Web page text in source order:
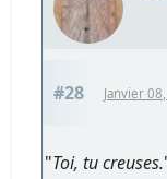
#28 Janvier
"Toi, tu creuses.